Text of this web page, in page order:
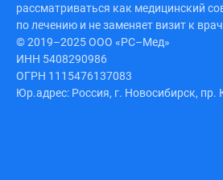
рассматриваться как медицинский
по лечению и не заменяет визит к
© 2019–2025 ООО «РС–Мед»
ИНН 5408290986
ОГРН 1115476137083
Юр.адрес: Россия, г. Новосибирск, пр.